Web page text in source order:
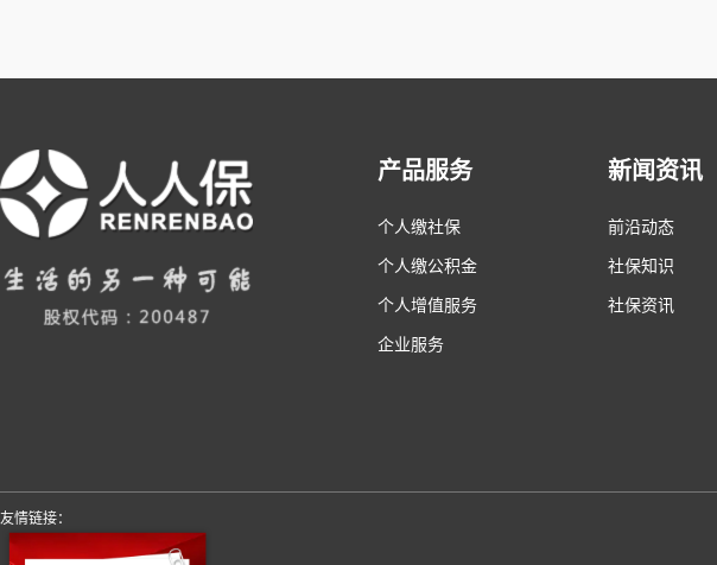
产品服务
个人缴社保
个人缴公积金
个人增值服务
企业服务
新闻资讯
前沿动态
社保知识
社保资讯
友情链接：